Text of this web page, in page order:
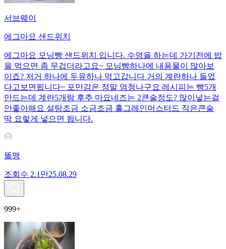
서브웨이
에그마요 샌드위치
에그마요 모닝빵 샌드위치 입니다. 수영을 하는데 가기전에 밥
을 먹으면 좀 무겁더라고요~ 모닝빵하나에 내용물이 많아보
이죠? 저거 하나에 두유하나 먹고갑니다 거의 계란하나 들었
다고보면됩니다~ 포만감은 정말 엄청나구요 레시피는 빵5개
만드는데 계란5개랑 후추 마요네즈는 2큰술정도? 많이넣는걸
안좋아해요 설탕조금 소금조금 홀그레인머스터드 작은큰술
딱 요렇게 넣으면 됩니다.
똘맹
조회수 2.1만25.08.29
999+